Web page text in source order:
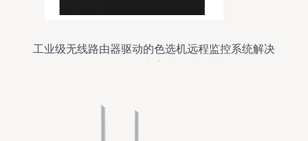
工业级无线路由器驱动的色选机远程监控系统解决